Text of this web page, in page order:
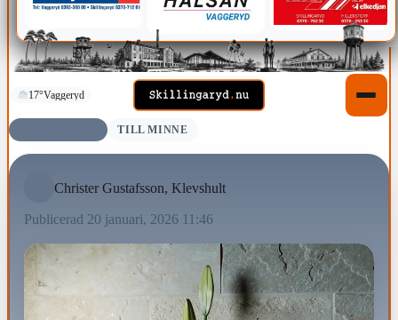
17°Vaggeryd
TILL MINNE
Christer Gustafsson, Klevshult
Publicerad 20 januari, 2026 11:46